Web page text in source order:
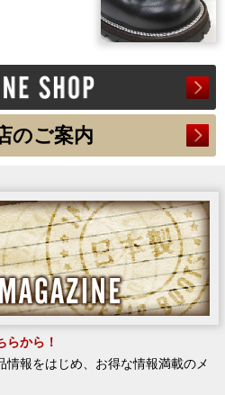
のご案内
らから！
情報をはじめ、お得な情報満載のメ